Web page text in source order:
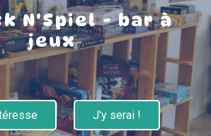
N'Spiel - bar à
jeux
J'y serai !